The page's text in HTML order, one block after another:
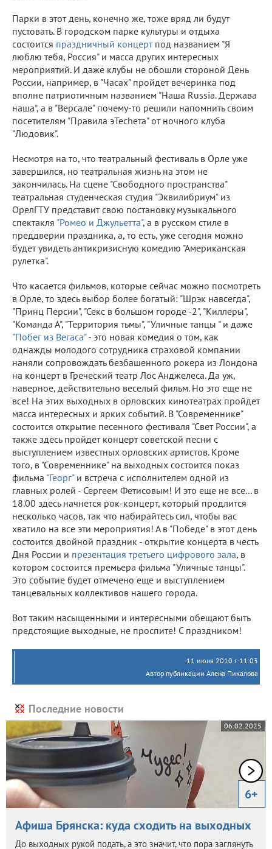
Парки в этот день, конечно же, тоже вряд ли будут
пустовать. В городском парке культуры и отдыха
состоится праздничный концертпод названием "Я
люблю тебя, Россия" и масса других интересных
мероприятий. И даже клубы не обошли стороной День
России, например, в "Часах" пройдет вечеринка под
вполне патриотичным названием "Наша Russia. Держава
наша", а в "Версале" почему-то решили напомнить своим
посетителям "Правила эTechета" от ночного клуба
"Людовик".
Несмотря на то, что театральный фестиваль в Орле уже
завершился, но театральная жизнь на этом не
закончилась. На сцене "Свободного пространства"
театральная студенческая студия "Эквилибриум" из
ОрелГТУ представит свою постановку музыкального
спектакля "Ромео и Джульетта", а в русском стиле в
преддверии праздника, а, то есть, уже сегодня можно
будет увидеть антикризисную комедию "Американская
рулетка".
Что касается фильмов, которые сейчас можно посмотреть
в Орле, то здесь выбор более богатый: "Шрэк навсегда",
"Принц Персии", "Секс в большом городе -2", "Киллеры",
"Команда А", "Территория тьмы", "Уличные танцы " и даже
"Побег из Вегаса"- это новая комедия о том, как
однажды молодого сотрудника страховой компании
наняли сопровождать безбашенного рокера из Лондона
на концерт в Греческий театр Лос Анджелеса. Да уж,
наверное, действительно веселый фильм. Но это еще не
все! На этих выходных в орловских кинотеатрах пройдет
масса интересных и ярких событий. В "Современнике"
состоится открытие песенного фестиваля "Свет России", а
также здесь пройдет концерт советской песни с
выступлением известных орловских артистов. Кроме
того, в "Современнике" на выходных состоится показ
фильма "Георг"и встреча с исполнителем одной из
главных ролей - Сергеем Фетисовым! И это еще не все... в
18.00 здесь начнется рок-концерт, который продлится
несколько часов, так что набирайтесь сил, чтобы вас
хватило на все эти мероприятия! А в "Победе" в этот день
состоится двойной праздник - открытие концерта в честь
Дня России и презентация третьего цифрового зала, в
котором состоится премьера фильма "Уличные танцы".
Это событие будет отмечено еще и выступлением
танцевальных коллективов нашего города.
Вот таким насыщенными и интересными обещают быть
предстоящие выходные, не проспите! С праздником!
11 июня 2010 г. 11:03
Автор публикации Алена Пикалова
Последние новости
06.02.2025
6+
Афиша Брянска: куда сходить на выходных
До выходных рукой подать, а это значит, что пора заглянуть